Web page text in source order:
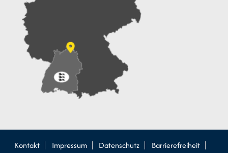
Kontakt Impressum Datenschutz Barrierefreiheit